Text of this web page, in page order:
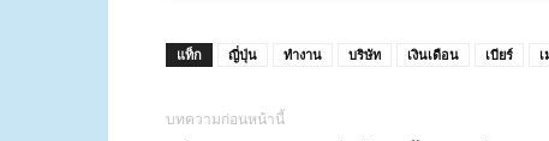
แท็ก ญี่ปุ่น ทำงาน บริษัท เงินเดือน เบียร์ เ
บทความก่อนหน้านี้